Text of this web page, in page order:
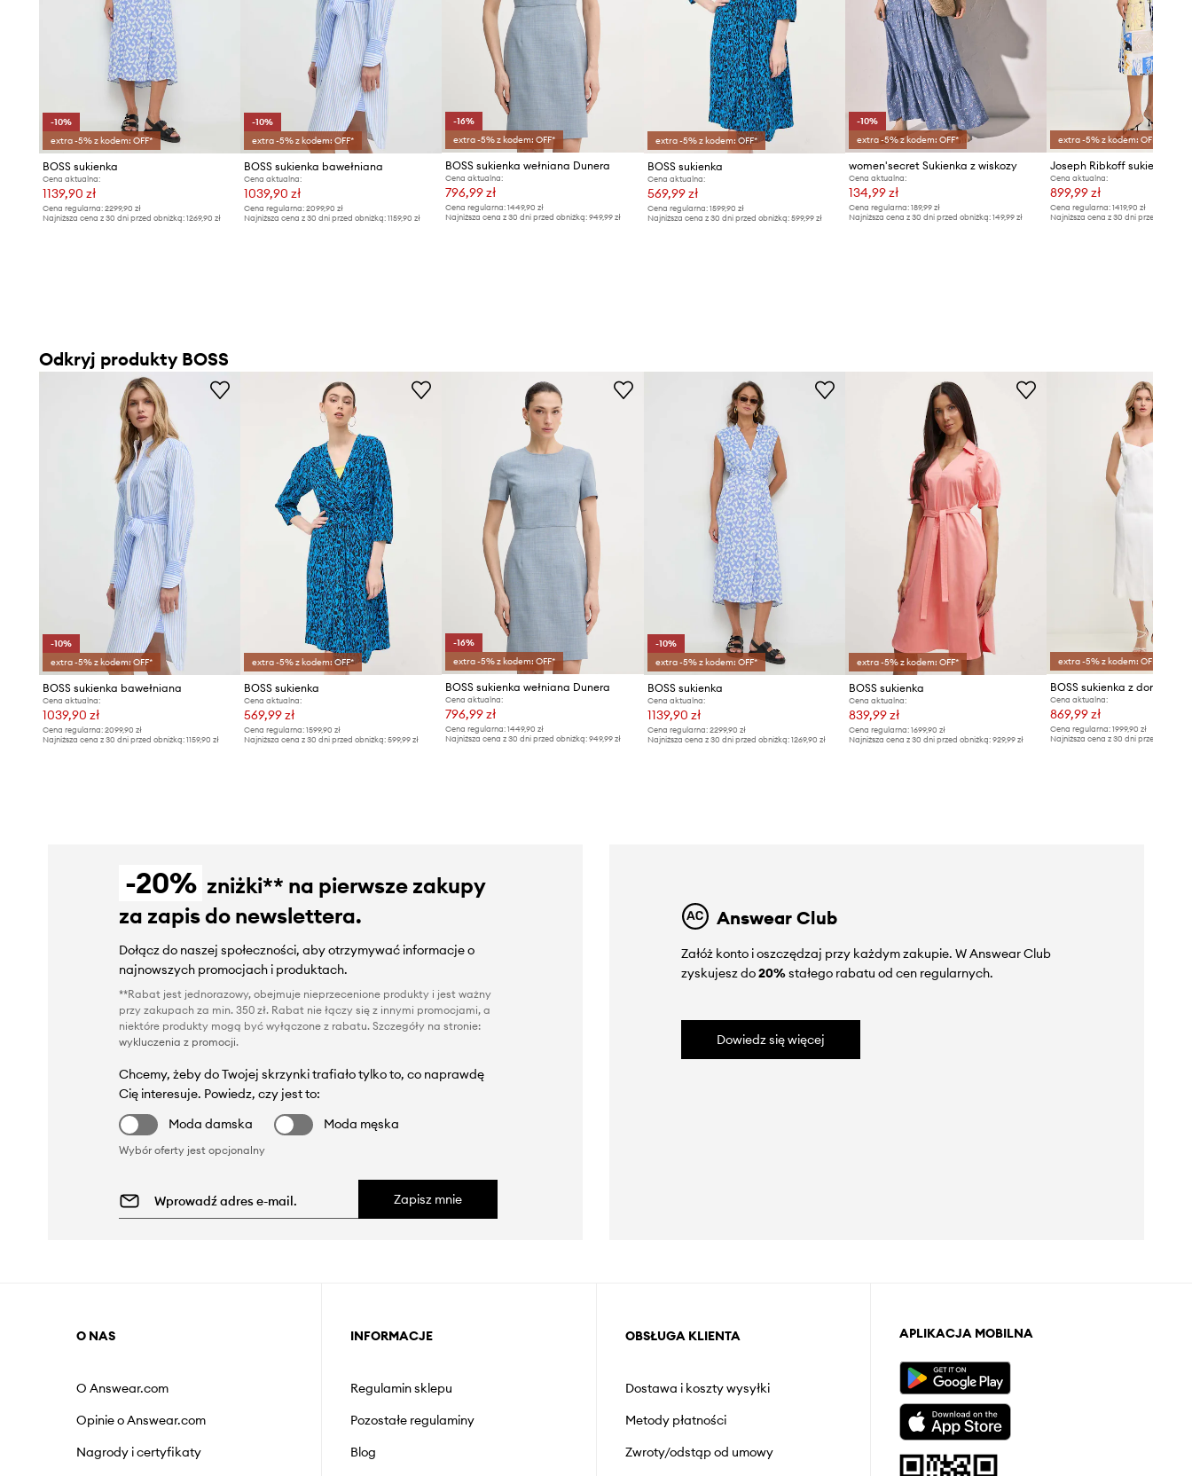
-10%
extra -5% z kodem: OFF*
BOSS sukienka
Cena aktualna:
1139,90 zł
Cena regularna: 2299,90 zł
Najniższa cena z 30 dni przed obniżką: 1269,90 zł
-10%
extra -5% z kodem: OFF*
BOSS sukienka bawełniana
Cena aktualna:
1039,90 zł
Cena regularna:2099,90 zł
Najniższa cena z 30 dni przed obniżką:1159,90 zł
-16%
extra -5% z kodem: OFF*
BOSS sukienka wełniana Dunera
Cena aktualna:
796,99 zł
Cena regularna: 1449,90 zł
Najniższa cena z 30 dni przed obniżką: 949,99 zł
extra -5% z kodem: OFF*
BOSS sukienka
Cena aktualna:
569,99 zł
Cena regularna: 1599,90 zł
Najniższa cena z 30 dni przed obniżką: 599,99 zł
-10%
extra -5% z kodem: OFF*
women'secret Sukienka z wiskozy
Cena aktualna:
134,99 zł
Cena regularna:189,99 zł
Najniższa cena z 30 dni przed obniżką:149,99 zł
extra -5% z kodem: OFF*
Cena aktualna:
899,99 zł
Cena regularna: 1419,90 zł
Najniższa cena z 30 dni przed obniżką:
Odkryj produkty BOSS
-10%
extra -5% z kodem: OFF*
BOSS sukienka bawełniana
Cena aktualna:
1039,90 zł
Cena regularna: 2099,90 zł
Najniższa cena z 30 dni przed obniżką: 1159,90 zł
extra -5% z kodem: OFF*
BOSS sukienka
Cena aktualna:
569,99 zł
Cena regularna:1599,90 zł
Najniższa cena z 30 dni przed obniżką:599,99 zł
-16%
extra -5% z kodem: OFF*
BOSS sukienka wełniana Dunera
Cena aktualna:
796,99 zł
Cena regularna: 1449,90 zł
Najniższa cena z 30 dni przed obniżką: 949,99 zł
-10%
extra -5% z kodem: OFF*
BOSS sukienka
Cena aktualna:
1139,90 zł
Cena regularna: 2299,90 zł
Najniższa cena z 30 dni przed obniżką: 1269,90 zł
extra -5% z kodem: OFF*
BOSS sukienka
Cena aktualna:
839,99 zł
Cena regularna:1699,90 zł
Najniższa cena z 30 dni przed obniżką:929,99 zł
extra -5% z kodem: OFF*
BOSS sukienka z
Cena aktualna:
869,99 zł
Cena regularna: 1999,90 zł
Najniższa cena z 30 dni przed obniżką:
-20% zniżki** na pierwsze zakupy
za zapis do newslettera.
Dołącz do naszej społeczności, aby otrzymywać informacje o
najnowszych promocjach i produktach.
**Rabat jest jednorazowy, obejmuje nieprzecenione produkty i jest ważny
przy zakupach za min. 350 zł. Rabat nie łączy się z innymi promocjami, a
niektóre produkty mogą być wyłączone z rabatu. Szczegóły na stronie:
wykluczenia z promocji.
Chcemy, żeby do Twojej skrzynki trafiało tylko to, co naprawdę
Cię interesuje. Powiedz, czy jest to:
Moda damska
Moda męska
Wybór oferty jest opcjonalny
Zapisz mnie
Answear Club
Załóż konto i oszczędzaj przy każdym zakupie. W Answear Club
zyskujesz do20%stałego rabatu od cen regularnych.
Dowiedz się więcej
O NAS
O Answear.com
Opinie o Answear.com
Nagrody i certyfikaty
INFORMACJE
Regulamin sklepu
Pozostałe regulaminy
Blog
OBSŁUGA KLIENTA
Dostawa i koszty wysyłki
Metody płatności
Zwroty/odstąp od umowy
APLIKACJA MOBILNA